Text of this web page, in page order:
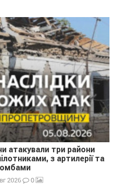
атакували три райони
з артилерії та
2026 0